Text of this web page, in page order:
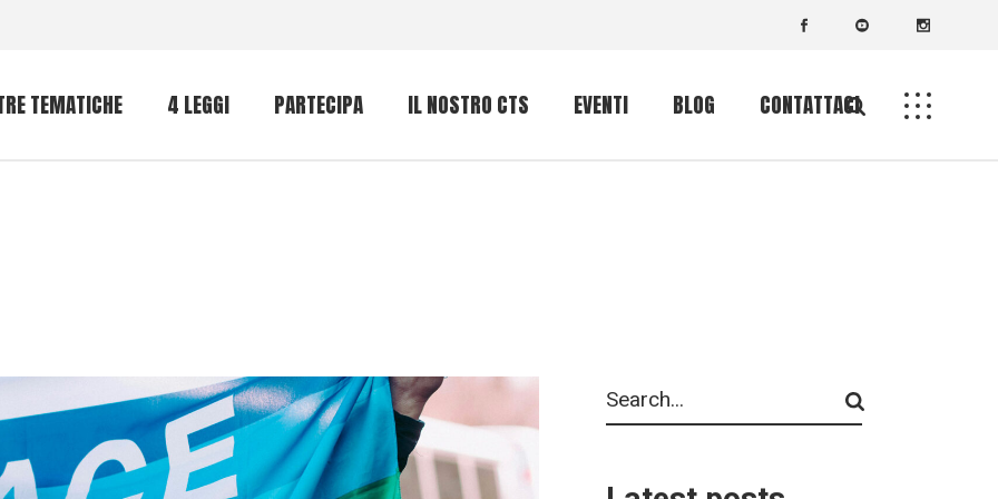
TEMATICHE 4 LEGGI PARTECIPA IL NOSTRO CTS EVENTI BLOG CONTATTACI